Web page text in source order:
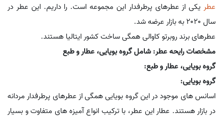
عطر یکی از عطرهای پرطرفدار این مجموعه است. را داریم. این عطر در
سال 2020 به بازار عرضه شد.
عطرهای برند روبرتو کاوالی همگی ساخت کشور ایتالیا هستند.
مشخصات رایحه عطر: شامل گروه بویایی، عطار و طبع
گروه بویایی، عطار و طبع:
گروه بویایی:
اسانس های موجود در این گروه بویایی همگی از عطرهای پرطرفدار مردانه
در بازار هستند. عطار این عطر، با ترکیب انواع آمیزه های متفاوت و بسیار